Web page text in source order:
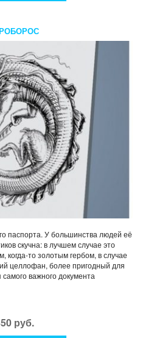
паспорта. У большинства людей её
скучна: в лучшем случае это
когда-то золотым гербом, в случае
целлофан, более пригодный для
важного документа
руб.